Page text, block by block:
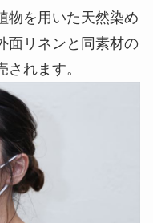
物を用いた天然染め
面リネンと同素材の
れます。